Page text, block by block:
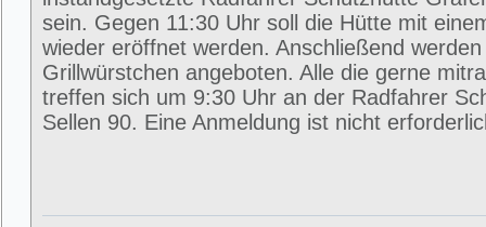
sein. Gegen 11:30 Uhr soll die Hütte mit
wieder eröffnet werden. Anschließend
Grillwürstchen angeboten. Alle die gerne
treffen sich um 9:30 Uhr an der Radfahrer
Sellen 90. Eine Anmeldung ist nicht